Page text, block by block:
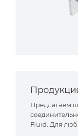
Предлагаем
Fluid. Для